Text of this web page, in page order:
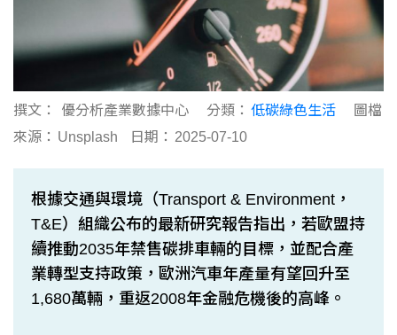
撰文： 優分析產業數據中心 分類： 低碳綠色生活
圖檔
來源： Unsplash 日期： 2025-07-10
根據交通與環境（Transport & Environment，
T&E）組織公布的最新研究報告指出，若歐盟持
續推動2035年禁售碳排車輛的目標，並配合產
業轉型支持政策，歐洲汽車年產量有望回升至
1,680萬輛，重返2008年金融危機後的高峰。